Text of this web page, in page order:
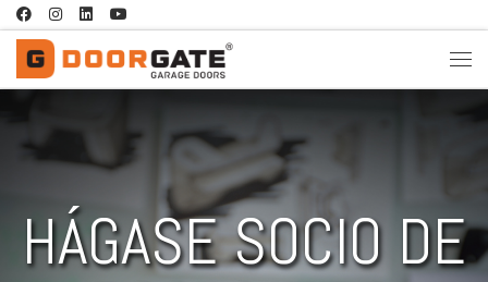
Saltar al contenido
HÁGASE SOCIO DE